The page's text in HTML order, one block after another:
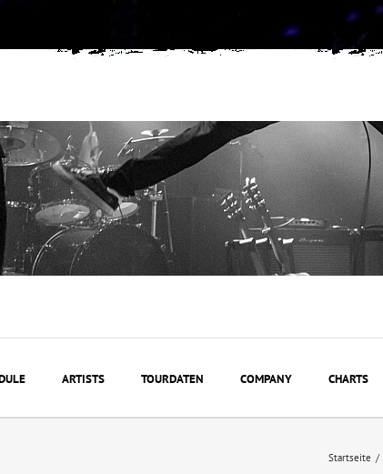
ARTISTS TOURDATEN COMPANY CHARTS
Startseite /